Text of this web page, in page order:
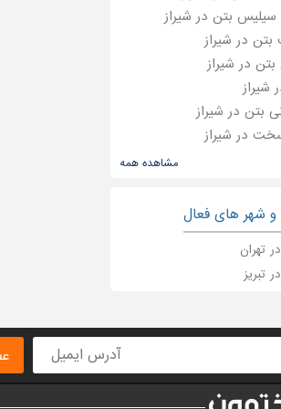
سیلیس بتن در شیراز
در شیراز
در شیراز
شیراز
بتن در شیراز
در شیراز
مشاهده همه
و شهر های فعال
تهران
تبریز